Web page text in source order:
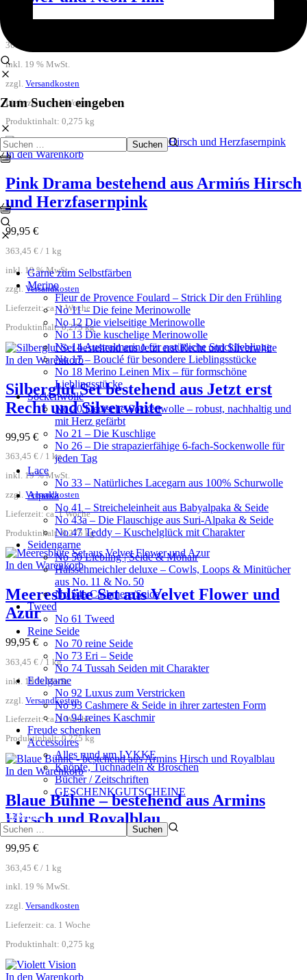
Zum Suchen eingeben
Garne zum Selbstfärben
Merino
Fleur de Provence Foulard – Strick Dir den Frühling
No 11 – Die feine Merinowolle
No 12 Die vielseitige Merinowolle
No 13 Die kuschelige Merinowolle
No 14 Australmerino für natürliche Stricklieblinge
No 17 – Bouclé für besondere Lieblingsstücke
No 18 Merino Leinen Mix – für formschöne
Lieblingsstücke
Sockenwolle
No 20 Deutsche Sockenwolle – robust, nachhaltig und
mit Herz gefärbt
No 21 – Die Kuschlige
No 26 – Die strapazierfähige 6-fach-Sockenwolle für
jeden Tag
Lace
No 33 – Natürliches Lacegarn aus 100% Schurwolle
Alpaka
No 41 – Streicheleinheit aus Babyalpaka & Seide
No 43a – Die Flauschige aus Suri-Alpaka & Seide
No 47 Teddy – Kuschelglück mit Charakter
Seidengarne
No 50 Liebling | Seide & Mohair
Halsschmeichler deluxe – Cowls, Loops & Minitücher
aus No. 11 & No. 50
No 54a Cashmere/Seide
Tweed
No 61 Tweed
Reine Seide
No 70 reine Seide
No 73 Eri – Seide
No 74 Tussah Seiden mit Charakter
Edelgarne
No 92 Luxus zum Verstricken
No 93 Cashmere & Seide in ihrer zartesten Form
No 94 reines Kaschmir
Freude schenken
Accessoires
Alles rund um LYKKE
Knöpfe, Tuchnadeln & Broschen
Bücher / Zeitschriften
GESCHENKGUTSCHEINE
Angebote
363,45
inkl. 19 % MwSt.
zzgl. Versandkosten
Lieferzeit:ca. 1 Woche
Produktinhalt: 0,275 kg
In den Warenkorb
Pink Drama bestehend aus Armińs Hirsch
und Herzfasernpink
99,95 €
363,45 € / 1 kg
inkl. 19 % MwSt.
zzgl. Versandkosten
Lieferzeit:ca. 1 Woche
Produktinhalt: 0,275kg
In den Warenkorb
Silberglut Set bestehend aus Jetzt erst
Recht und Silverwhite
99,95 €
363,45 € / 1 kg
inkl. 19 % MwSt.
zzgl. Versandkosten
Lieferzeit:ca. 1 Woche
Produktinhalt: 0,275 kg
In den Warenkorb
Meeresblüte Set aus Velvet Flower und
Azur
99,95 €
363,45 € / 1 kg
inkl. 19 % MwSt.
zzgl. Versandkosten
Lieferzeit:ca. 1 Woche
Produktinhalt: 0,275 kg
In den Warenkorb
Blaue Bühne – bestehend aus Armins
Hirsch und Royalblau
99,95 €
363,45 € / 1 kg
inkl. 19 % MwSt.
zzgl. Versandkosten
Lieferzeit: ca. 1 Woche
Produktinhalt: 0,275 kg
In den Warenkorb